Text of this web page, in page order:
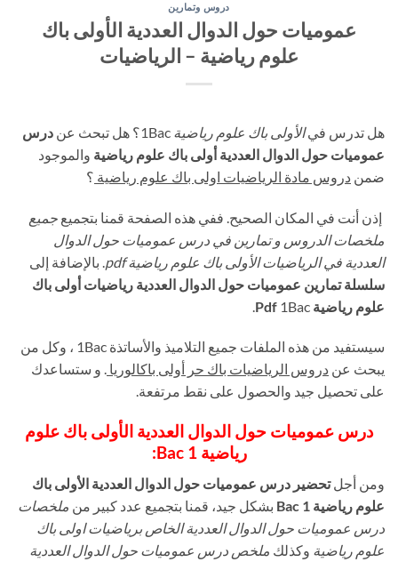
دروس وتمارين
عموميات حول الدوال العددية الأولى باك
علوم رياضية – الرياضيات
هل تدرس فيالأولى باك علوم رياضية
درس
عموميات حول الدوال العددية أولى باك علوم رياضية والموجود
ضمن دروس مادة الرياضيات اولى باك علوم رياضية ؟
إذن أنت في المكان الصحيح. ففي هذه الصفحة قمنا بتجميع جميع
ملخصات الدروس و تمارين في درس عموميات حول الدوال
العددية في الرياضيات الأولى باك علوم رياضية pdf
. بالإضافة إلى
سلسلة تمارين عموميات حول الدوال العددية رياضيات أولى باك
علوم رياضية Pdf 1Bac.
سيستفيد من هذه الملفات جميع التلاميذ والأساتذة 1Bac ، وكل من
يبحث عن دروس الرياضيات باك حر أولى باكالوريا . و ستساعدك
على تحصيل جيد والحصول على نقط مرتفعة.
درس عموميات حول الدوال العددية الأولى باك علوم
رياضية 1 Bac
:
ومن أجلتحضير درس عموميات حول الدوال العددية الأولى باك
علوم رياضية 1 Bac
بشكل جيد، قمنا بتجميع عدد كبير من ملخصات
درس عموميات حول الدوال العددية الخاص برياضيات اولى باك
علوم رياضية وكذلك ملخص درس عموميات حول الدوال العددية